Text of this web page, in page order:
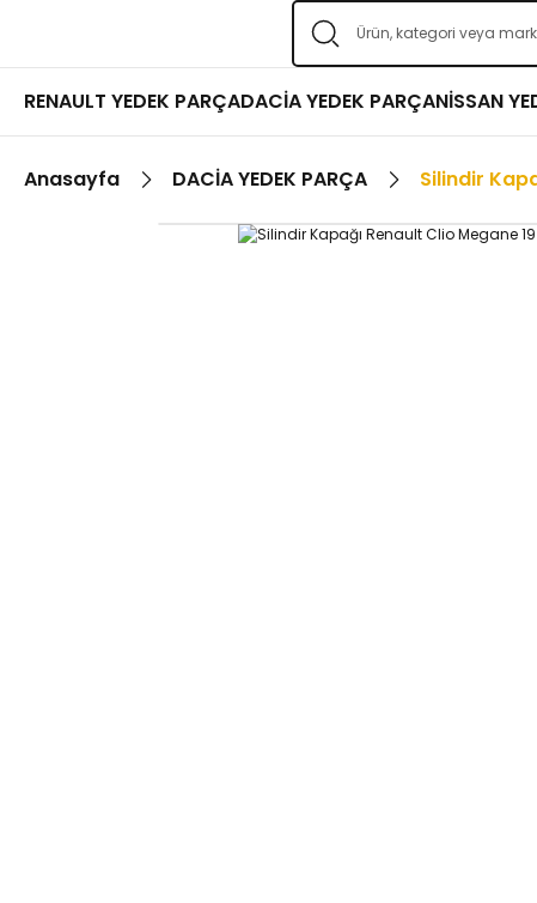
RENAULT YEDEK PARÇADACİA YEDEK PARÇANİSSAN
Anasayfa DACİA YEDEK PARÇA Silindir